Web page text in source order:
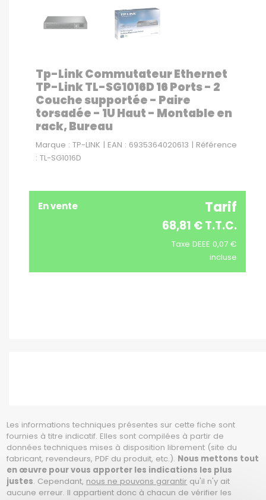
Tp-Link Commutateur Ethernet
TP-Link TL-SG1016D 16 Ports - 2
Couche supportée - Paire
torsadée - 1U Haut - Montable en
rack, Bureau
Marque : TP-LINK | EAN : 6935364020613 | Référence
: TL-SG1016D
En vente Tarif
68,81 € T.T.C.
Taxe DEEE 0,07 €
incluse
Les informations techniques présentes sur cette fiche sont
fournies à titre indicatif. Elles sont compilées à partir de
données techniques mises à disposition librement (site du
fabricant, revendeurs, PDF du produit, etc.). Nous mettons tout
en œuvre pour vous apporter les indications les plus
justes. Cependant, nous ne pouvons garantir qu'il n'y ait
aucune erreur. Il appartient donc à chacun de vérifier les